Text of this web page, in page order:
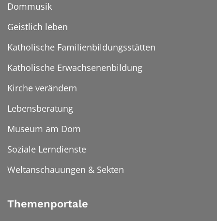
Dommusik
Geistlich leben
Katholische Familienbildungsstätten
Katholische Erwachsenenbildung
Kirche verändern
Lebensberatung
Museum am Dom
Soziale Lerndienste
Weltanschauungen & Sekten
Themenportale